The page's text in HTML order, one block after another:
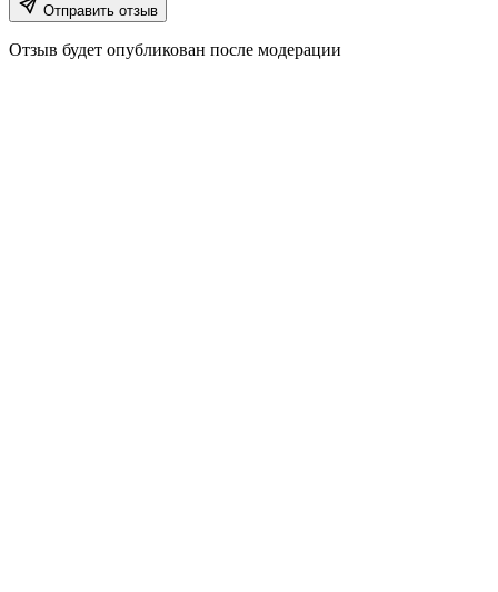
Отправить отзыв
Отзыв будет опубликован после модерации